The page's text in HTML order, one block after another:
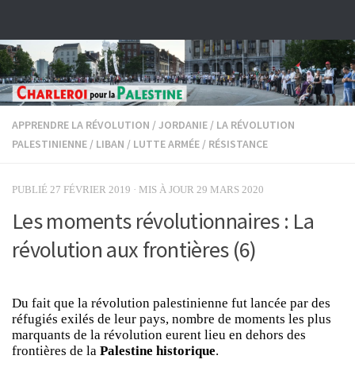
APPRENDRE LA RÉVOLUTION /JORDANIE / LA RÉVOLUTION
PALESTINIENNE / LIBAN / LUTTE ARMÉE / RÉSISTANCE
PUBLIÉ 27 FÉVRIER 2019 · MIS À JOUR 29 MARS 2020
Les moments révolutionnaires : La
révolution aux frontières (6)
Du fait que la révolution palestinienne fut lancée par des
réfugiés exilés de leur pays, nombre de moments les plus
marquants de la révolution eurent lieu en dehors des
frontières de la Palestine historique.